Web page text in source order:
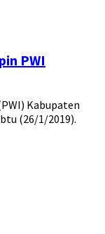
PWI
Kabupaten
(26/1/2019).